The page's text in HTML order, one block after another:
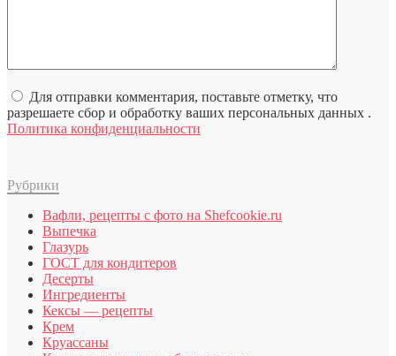
Для отправки комментария, поставьте отметку, что
разрешаете сбор и обработку ваших персональных данных .
Политика конфиденциальности
Рубрики
Вафли, рецепты с фото на Shefcookie.ru
Выпечка
Глазурь
ГОСТ для кондитеров
Десерты
Ингредиенты
Кексы — рецепты
Крем
Круассаны